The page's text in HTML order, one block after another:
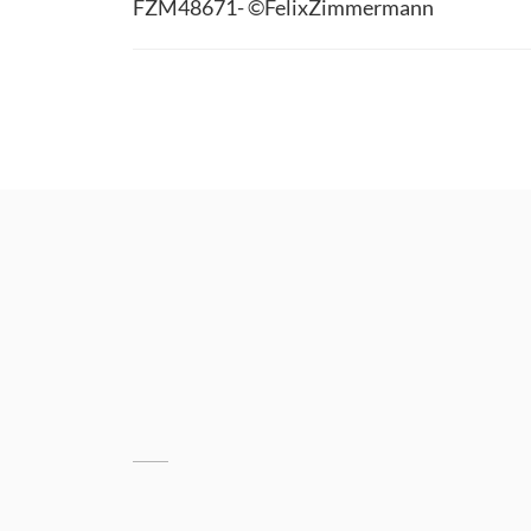
FZM48671- ©FelixZimmermann